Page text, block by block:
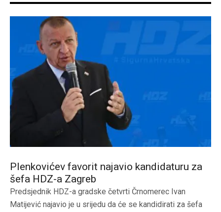
Plenkovićev favorit najavio kandidaturu za
šefa HDZ-a Zagreb
Predsjednik HDZ-a gradske četvrti Črnomerec Ivan
Matijević najavio je u srijedu da će se kandidirati za šefa